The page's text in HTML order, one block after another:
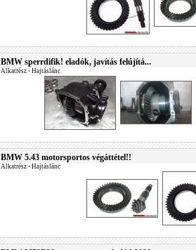
BMW sperrdifik! eladók, javítás felújítá...
Alkatrész • Hajtáslánc
BMW 5.43 motorsportos végáttétel!!
Alkatrész • Hajtáslánc